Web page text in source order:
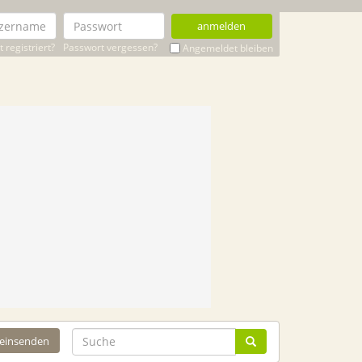
anmelden
registriert? Passwort vergessen? Angemeldet bleiben